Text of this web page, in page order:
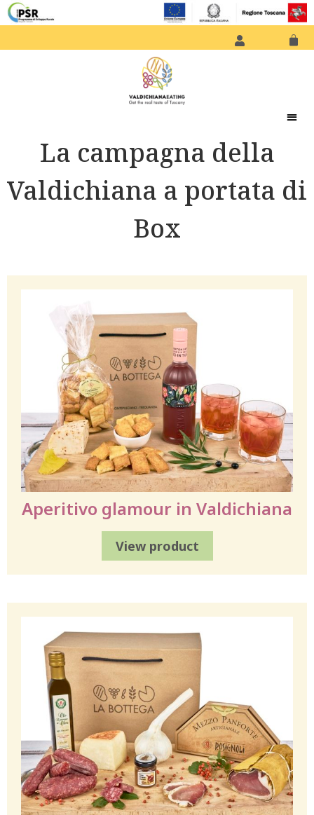
La campagna della
Valdichiana a portata di
Box
Aperitivo glamour in Valdichiana
View product